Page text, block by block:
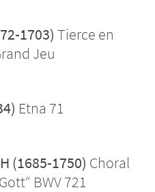
1703) Tierce en
Jeu
Etna 71
(1685-1750) Choral
BWV 721